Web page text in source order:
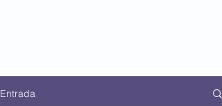
Entrada